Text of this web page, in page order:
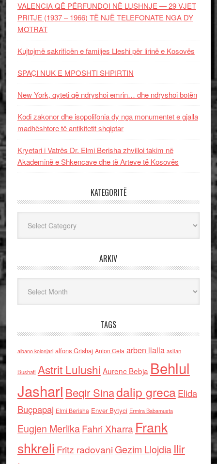
VALENCIA QË PËRFUNDOI NË LUSHNJE — 29 VJET
PRITJE (1937 – 1966) TË NJË TELEFONATE NGA DY
MOTRAT
Kujtojmë sakrificën e familjes Lleshi për lirinë e Kosovës
SPAÇI NUK E MPOSHTI SHPIRTIN
New York, qyteti që ndryshoi emrin… dhe ndryshoi botën
Kodi zakonor dhe isopolifonia dy nga monumentet e gjalla
madhështore të antikitetit shqiptar
Kryetari i Vatrës Dr. Elmi Berisha zhvilloi takim në
Akademinë e Shkencave dhe të Arteve të Kosovës
KATEGORITË
ARKIV
TAGS
albano kolonjari alfons Grishaj Anton Cefa arben llalla asllan
Bushati Astrit Lulushi Aurenc Bebja Behlul
Jashari Beqir Sinadalip grecaElida
Buçpapaj Elmi Berisha Enver Bytyci Ermira Babamusta
Eugjen MerlikaFahri Xharra Frank
shkreli Fritz radovaniGezim Llojdia Ilir